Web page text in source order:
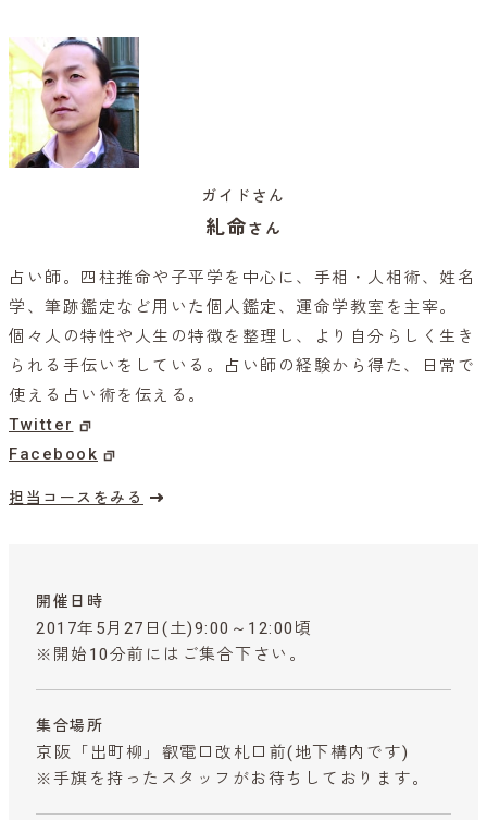
ガイドさん
糺命さん
占い師。四柱推命や子平学を中心に、手相・人相術、姓名
学、筆跡鑑定など用いた個人鑑定、運命学教室を主宰。
個々人の特性や人生の特徴を整理し、より自分らしく生き
られる手伝いをしている。占い師の経験から得た、日常で
使える占い術を伝える。
Twitter
Facebook
担当コースをみる
開催日時
2017年5月27日(土)9:00～12:00頃
※開始10分前にはご集合下さい。
集合場所
京阪「出町柳」叡電口改札口前(地下構内です)
※手旗を持ったスタッフがお待ちしております。